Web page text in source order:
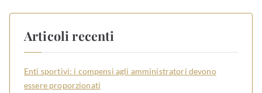
Articoli recenti
Enti sportivi: i compensi agli amministratori devono
essere proporzionati